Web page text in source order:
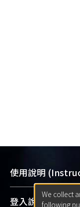
使用說明
網站簡介
登入說明 (Sign-
We collect
following